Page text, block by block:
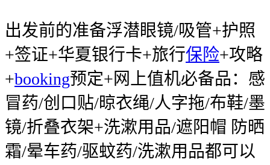
出发前的准备浮潜眼镜/吸管+护照
+签证+华夏银行卡+旅行保险+攻略
+booking预定+网上值机必备品：感
冒药/创口贴/晾衣绳/人字拖/布鞋/墨
镜/折叠衣架+洗漱用品/遮阳帽 防晒
霜/晕车药/驱蚊药/洗漱用品都可以